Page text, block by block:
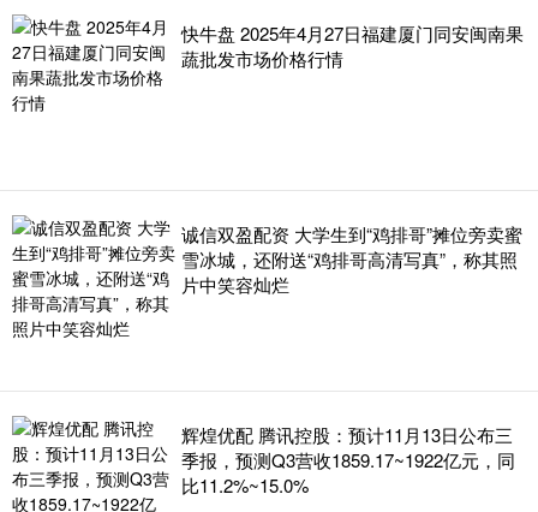
快牛盘 2025年4月27日福建厦门同安闽南果
蔬批发市场价格行情
诚信双盈配资 大学生到“鸡排哥”摊位旁卖蜜
雪冰城，还附送“鸡排哥高清写真”，称其照
片中笑容灿烂
辉煌优配 腾讯控股：预计11月13日公布三
季报，预测Q3营收1859.17~1922亿元，同
比11.2%~15.0%